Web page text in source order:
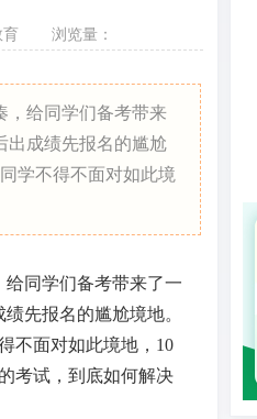
浏览量：
，给同学们备考带来
出成绩先报名的尴尬
学不得不面对如此境
同学们备考带来了一
先报名的尴尬境地。
不面对如此境地，10
考试，到底如何解决